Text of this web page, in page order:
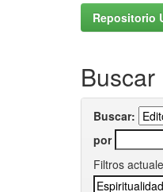
Repositorio
Buscar
Buscar:
por
Filtros